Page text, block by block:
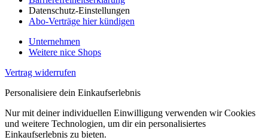
Datenschutz-Einstellungen
Abo-Verträge hier kündigen
Unternehmen
Weitere nice Shops
Vertrag widerrufen
Personalisiere dein Einkaufserlebnis
Nur mit deiner individuellen Einwilligung verwenden wir Cookies
und weitere Technologien, um dir ein personalisiertes
Einkaufserlebnis zu bieten.